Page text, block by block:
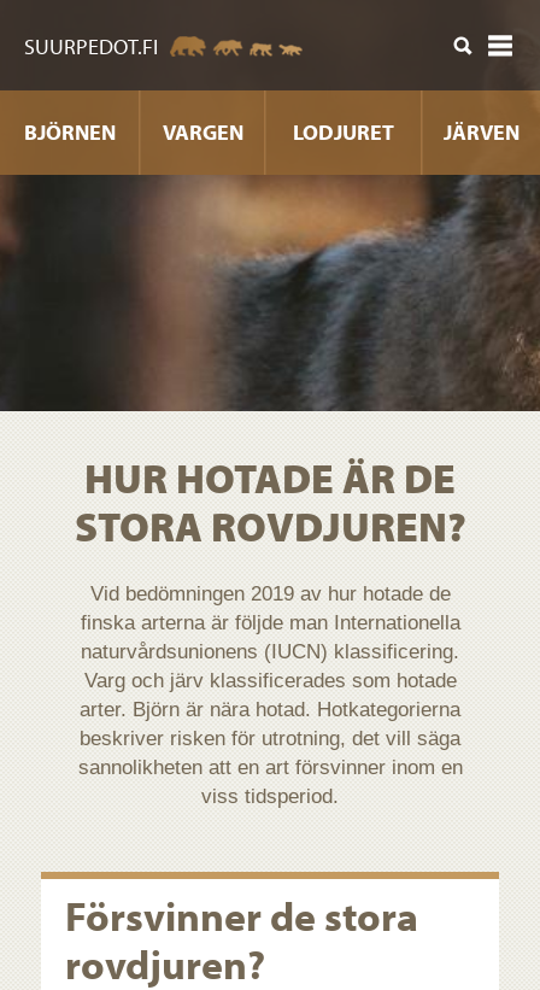
SUURPEDOT.FI
BJÖRNEN VARGEN LODJURET JÄRVEN
HUR HOTADE ÄR DE
STORA ROVDJUREN?
Vid bedömningen 2019 av hur hotade de
finska arterna är följde man Internationella
naturvårdsunionens (IUCN) klassificering.
Varg och järv klassificerades som hotade
arter. Björn är nära hotad. Hotkategorierna
beskriver risken för utrotning, det vill säga
sannolikheten att en art försvinner inom en
viss tidsperiod.
Försvinner de stora
rovdjuren?